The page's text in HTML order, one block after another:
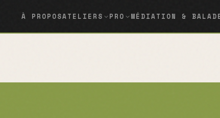
À PROPOSATELIERS PRO MÉDIATION &